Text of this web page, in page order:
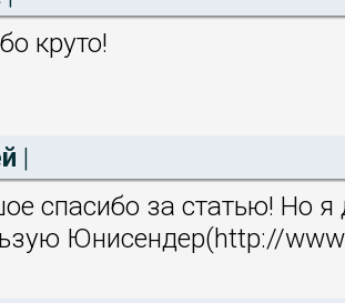
круто!
|
спасибо за статью! Но я
Юнисендер(http://